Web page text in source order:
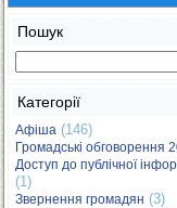
Пошук
Категорії
Афіша (146)
Громадські обговорення
Доступ до публічної
(1)
Звернення громадян (3)